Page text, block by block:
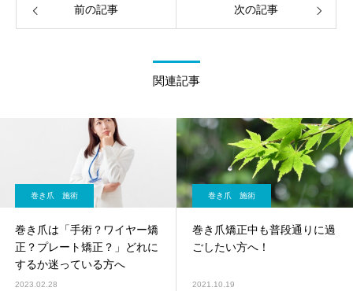
前の記事 次の記事
関連記事
巻き爪 施術
巻き爪は「手術？ワイヤー矯
正？プレート矯正？」どれに
するか迷っている方へ
2023.02.28
巻き爪 施術
巻き爪矯正中も普段通りに過
ごしたい方へ！
2021.10.19